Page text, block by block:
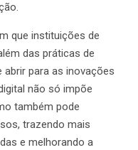
que instituições de
das práticas de
para as inovações
não só impõe
também pode
trazendo mais
e melhorando a